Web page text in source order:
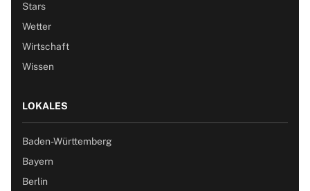
Stars
Wetter
Wirtschaft
Wissen
LOKALES
Baden-Württemberg
Bayern
Berlin